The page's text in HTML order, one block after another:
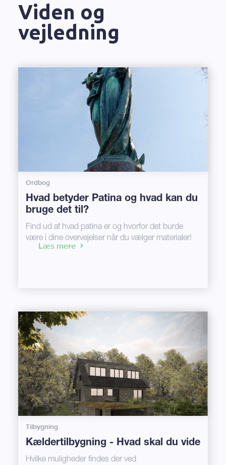
Viden og
vejledning
Ordbog
Hvad betyder Patina og hvad kan du
bruge det til?
Find ud af hvad patina er og hvorfor det burde
være i dine overvejelser når du vælger materialer!
Læs mere
Tilbygning
Kældertilbygning - Hvad skal du vide
Hvilke muligheder findes der ved